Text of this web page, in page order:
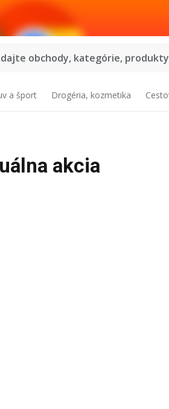
obchody, kategórie,
a šport Drogéria, kozmetika
akcia